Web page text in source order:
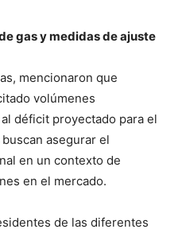
gas y medidas de ajuste
mencionaron que
volúmenes
déficit proyectado para el
asegurar el
en un contexto de
en el mercado.
de las diferentes